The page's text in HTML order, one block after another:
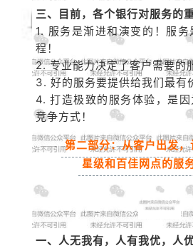
三、目前，各个银行对服务的
1. 服务是渐进和演变的！服
程！
2. 专业能力决定了客户需要的
3. 好的服务要提供给我们最有
4. 打造极致的服务体验，是因
竞争方式！
第二部分：从客户出发
星级和百佳网点的服
一、人无我有，人有我优，人